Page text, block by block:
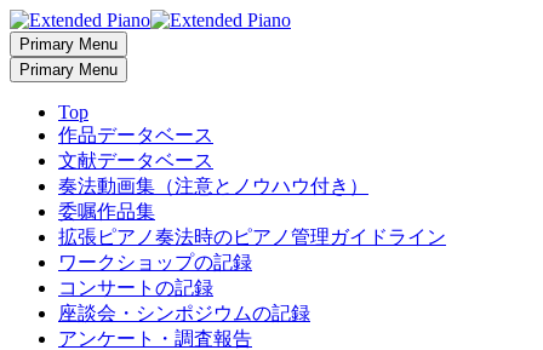
Primary Menu
Primary Menu
Top
作品データベース
文献データベース
奏法動画集（注意とノウハウ付き）
委嘱作品集
拡張ピアノ奏法時のピアノ管理ガイドライン
ワークショップの記録
コンサートの記録
座談会・シンポジウムの記録
アンケート・調査報告